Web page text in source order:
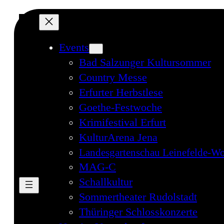
Events
Bad Salzunger Kultursommer
Country Messe
Erfurter Herbstlese
Goethe-Festwoche
Krimifestival Erfurt
KulturArena Jena
Landesgartenschau Leinefelde-
MAG-C
Schallkultur
Sommertheater Rudolstadt
Thüringer Schlosskonzerte